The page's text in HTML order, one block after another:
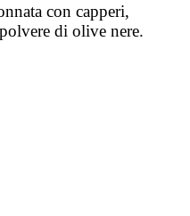
con capperi,
di olive nere.